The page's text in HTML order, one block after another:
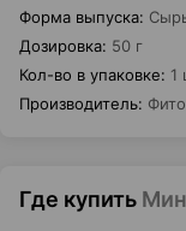
Форма выпуска:
Дозировка: 50 г
Кол-во в упаковке: 1
Производитель:
Где купить